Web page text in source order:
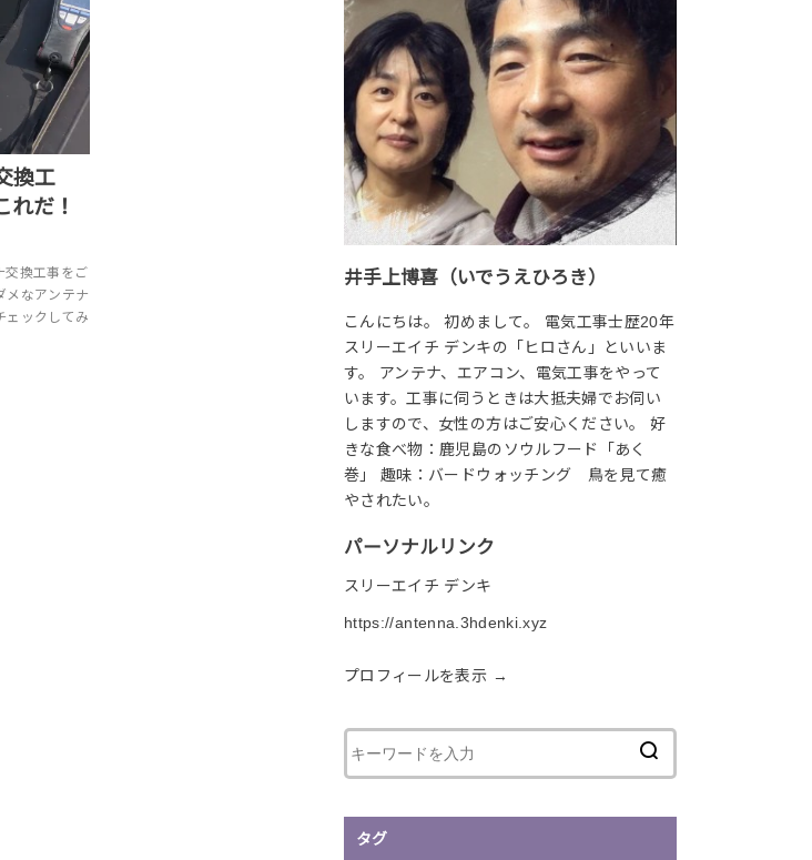
換工
れだ！
交換工事をご
メなアンテナ
ェックしてみ
井手上博喜（いでうえひろき）
こんにちは。 初めまして。 電気工事士歴20年
スリーエイチ デンキの「ヒロさん」といいま
す。 アンテナ、エアコン、電気工事をやって
います。工事に伺うときは大抵夫婦でお伺い
しますので、女性の方はご安心ください。 好
きな食べ物：鹿児島のソウルフード「あく
巻」 趣味：バードウォッチング 鳥を見て癒
やされたい。
パーソナルリンク
スリーエイチ デンキ
https://antenna.3hdenki.xyz
プロフィールを表示 →
タグ